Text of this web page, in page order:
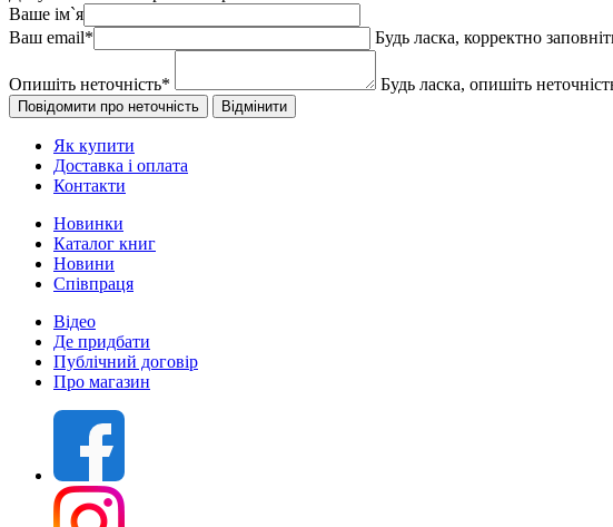
Ваше ім`я
Ваш email* Будь ласка, корректно
Опишіть неточність* Будь ласка, опишіть
Як купити
Доставка і оплата
Контакти
Новинки
Каталог книг
Новини
Співпраця
Відео
Де придбати
Публічний договір
Про магазин